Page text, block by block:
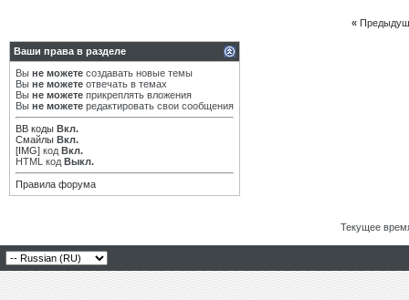
«
Ваши права в разделе
Вы не можете создавать новые темы
Вы не можете отвечать в темах
Вы не можете прикреплять вложения
Вы не можете редактировать свои сообщения
BB коды Вкл.
Смайлы Вкл.
[IMG] код Вкл.
HTML код Выкл.
Правила форума
Текущее